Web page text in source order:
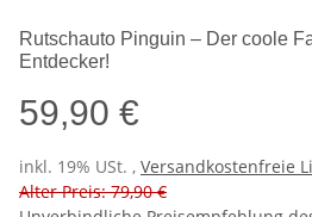
Rutschauto Pinguin – Der coole
Entdecker!
59,90 €
inkl. 19% USt. , Versandkostenfreie
Alter Preis: 79,90 €